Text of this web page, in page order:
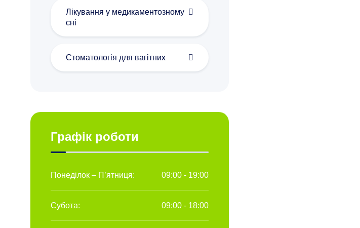
Лікування у медикаментозному
сні
Стоматологія для вагітних
Графік роботи
Понеділок – П’ятниця: 09:00 - 19:00
Субота: 09:00 - 18:00